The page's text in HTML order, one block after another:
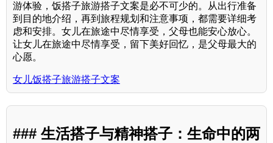
游体验，饭搭子旅游搭子文案是必不可少的。从出行准备
到目的地介绍，再到旅程规划和注意事项，都需要详细考
虑和安排。女儿在旅途中尽情享受，父母也能安心放心。
让女儿在旅途中尽情享受，留下美好回忆，是父母最大的
心愿。
女儿饭搭子旅游搭子文案
### 生活搭子与精神搭子：生命中的两